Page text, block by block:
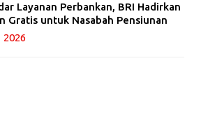
Layanan Perbankan, BRI Hadirkan
Gratis untuk Nasabah Pensiunan
2026